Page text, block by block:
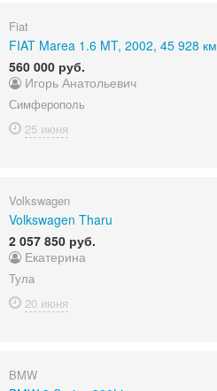
Fiat
FIAT Marea 1.6 MT, 2002, 45 928 км
560 000 руб.
Игорь Анатольевич
Симферополь
25 июня
Volkswagen
Volkswagen Tharu
2 057 850 руб.
Екатерина
Тула
20 июня
BMW